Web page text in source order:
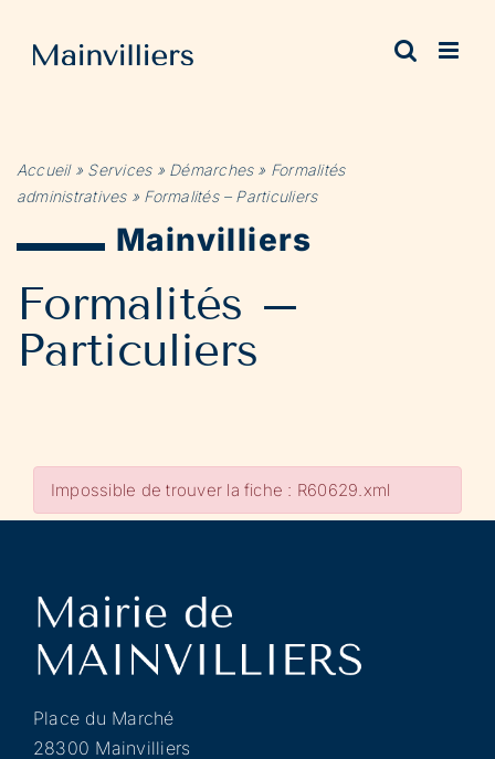
contenu
Accueil» Services» Démarches» Formalités
administratives» Formalités – Particuliers
Mainvilliers
Formalités –
Particuliers
Impossible de trouver la fiche : R60629.xml
Place du Marché
28300 Mainvilliers